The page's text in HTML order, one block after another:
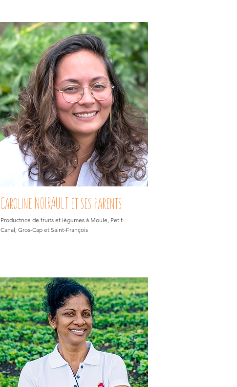
Caroline NOIRAULT et ses parents
Productrice de fruits et légumes à Moule, Petit-
Canal, Gros-Cap et Saint-François